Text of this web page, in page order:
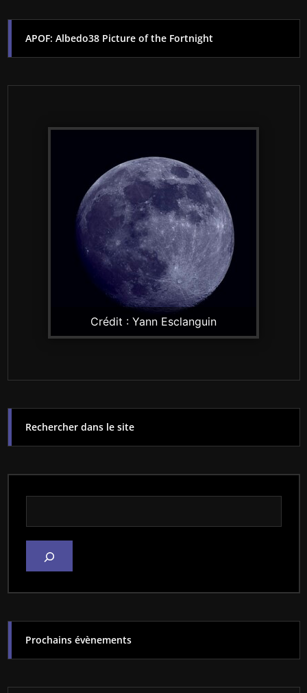
APOF: Albedo38 Picture of the Fortnight
Crédit : Yann Esclanguin
Rechercher dans le site
Rechercher dans le site
Prochains évènements